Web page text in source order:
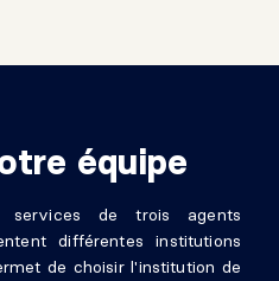
opérations et
équipe
de trois agents
différentes institutions
de choisir l'institution de